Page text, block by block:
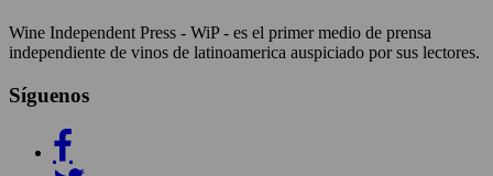
Wine Independent Press - WiP - es el primer medio de prensa
independiente de vinos de latinoamerica auspiciado por sus lectores.
Síguenos